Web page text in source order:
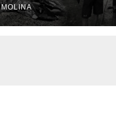
consternación
Cauca
MOLINA